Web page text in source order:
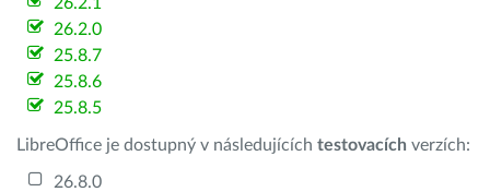
26.2.0
25.8.7
25.8.6
25.8.5
LibreOffice je dostupný v následujících testovacích verzích:
26.8.0